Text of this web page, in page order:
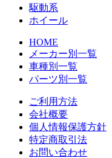
駆動系
ホイール
HOME
メーカー別一覧
車種別一覧
パーツ別一覧
ご利用方法
会社概要
個人情報保護方針
特定商取引法
お問い合わせ